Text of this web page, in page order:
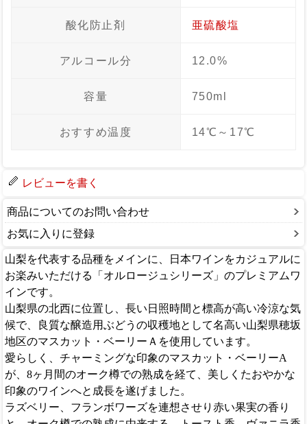
酸化防止剤 亜硫酸塩
アルコール分 12.0%
容量 750ml
おすすめ温度 14℃～17℃
レビューを書く
商品についてのお問い合わせ
お気に入りに登録
山梨を代表する品種をメインに、日本ワインをカジュアルに
お楽みいただける「オルロージュシリーズ」のプレミアムワ
インです。
山梨県の北西に位置し、長い日照時間と標高が高い冷涼な気
候で、良質な醸造用ぶどうの収穫地として名高い山梨県穂坂
地区のマスカット・ベーリーＡを使用しています。
愛らしく、チャーミングな印象のマスカット・ベーリーA
が、8ヶ月間のオーク樽での熟成を経て、美しくたおやかな
印象のワインへと成長を遂げました。
ラズベリー、フランボワーズを連想させり赤い果実の香り